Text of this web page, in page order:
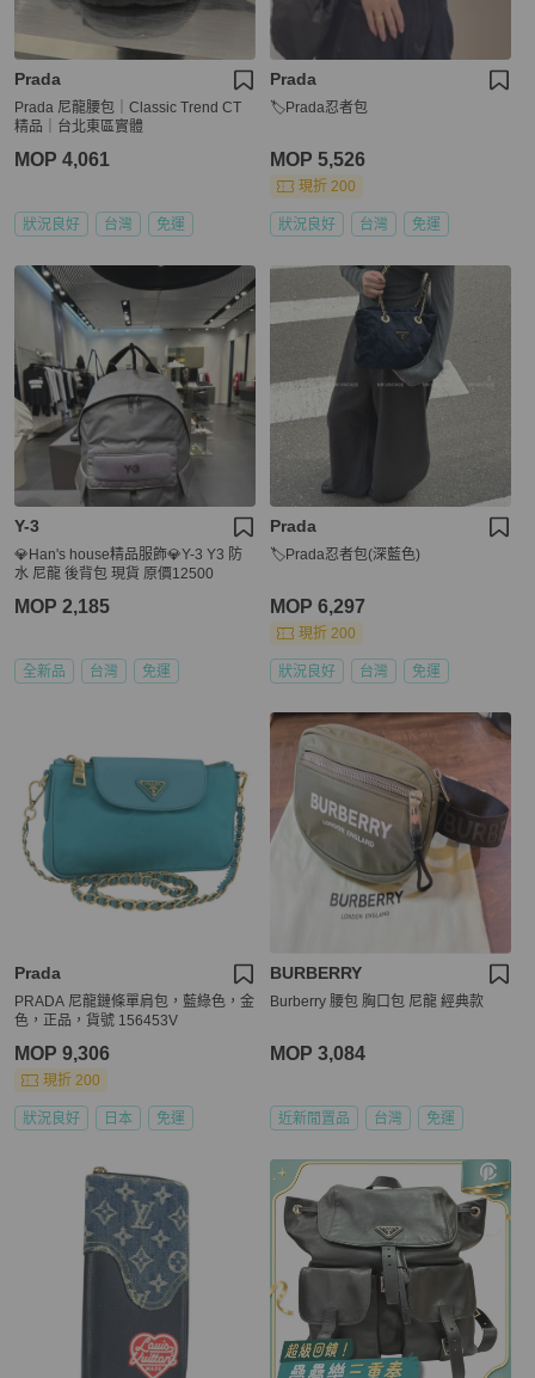
Prada
Prada 尼龍腰包｜Classic Trend CT
精品｜台北東區實體
MOP 4,061
狀況良好 台灣 免運
Prada
🏷Prada忍者包
MOP 5,526
現折 200
狀況良好 台灣 免運
Y-3
💎Han's house精品服飾💎Y-3 Y3 防
水 尼龍 後背包 現貨 原價12500
MOP 2,185
全新品 台灣 免運
Prada
🏷Prada忍者包(深藍色)
MOP 6,297
現折 200
狀況良好 台灣 免運
Prada
PRADA 尼龍鏈條單肩包，藍綠色，金
色，正品，貨號 156453V
MOP 9,306
現折 200
狀況良好 日本 免運
BURBERRY
Burberry 腰包 胸口包 尼龍 經典款
MOP 3,084
近新閒置品 台灣 免運